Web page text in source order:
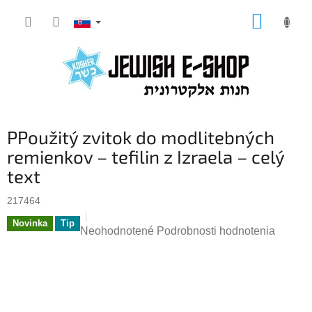
PPoužitý zvitok do modlitebných
remienkov – tefilin z Izraela – celý
text
217464
Novinka Tip
Priemerné
Neohodnotené Podrobnosti hodnotenia